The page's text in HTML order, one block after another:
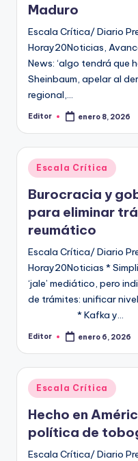
Maduro
Escala Crítica/ Diario
Horay20Noticias,
News: ‘algo tendrá
Sheinbaum, apelar al
regional,…
Publicado
Editor enero 8, 2026
Publicado
en
Escala Crítica
Burocracia y
para eliminar
reumático
Escala Crítica/ Diario
Horay20Noticias *
‘jale’ mediático, pero
de trámites: unificar
* Kafka y…
Publicado
Editor enero 6, 2026
Publicado
en
Escala Crítica
Hecho en
política de
Escala Crítica/ Diario